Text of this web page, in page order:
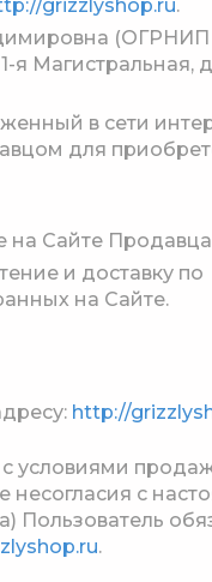
grizzlyshop.ru.
(ОГРНИП
1-я
в сети
для
на Сайте
и доставку по
на Сайте.
http://
с условиями
с
Пользователь
.